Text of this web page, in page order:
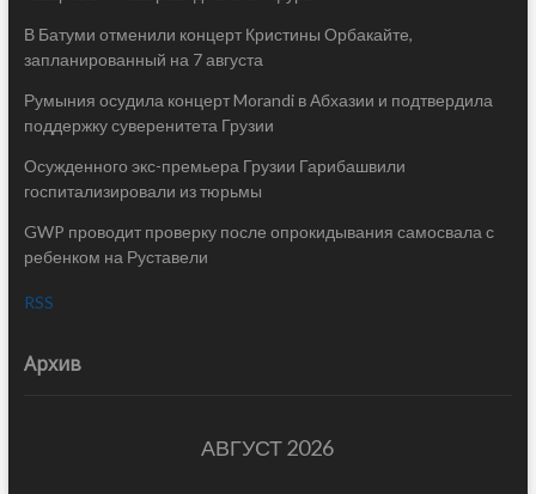
В Батуми отменили концерт Кристины Орбакайте,
запланированный на 7 августа
Румыния осудила концерт Morandi в Абхазии и подтвердила
поддержку суверенитета Грузии
Осужденного экс-премьера Грузии Гарибашвили
госпитализировали из тюрьмы
GWP проводит проверку после опрокидывания самосвала с
ребенком на Руставели
RSS
Архив
АВГУСТ 2026